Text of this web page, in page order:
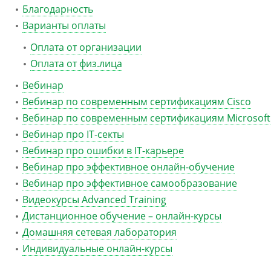
Благодарность
Варианты оплаты
Оплата от организации
Оплата от физ.лица
Вебинар
Вебинар по современным сертификациям Cisco
Вебинар по современным сертификациям Microsoft
Вебинар про IT-секты
Вебинар про ошибки в IT-карьере
Вебинар про эффективное онлайн-обучение
Вебинар про эффективное самообразование
Видеокурсы Advanced Training
Дистанционное обучение – онлайн-курсы
Домашняя сетевая лаборатория
Индивидуальные онлайн-курсы